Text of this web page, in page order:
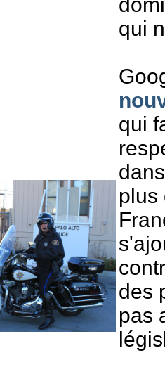
qui
qui
plus
des
pas